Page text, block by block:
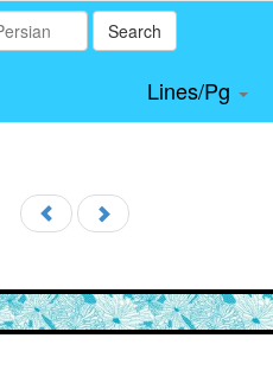
Search
Lines/Pg